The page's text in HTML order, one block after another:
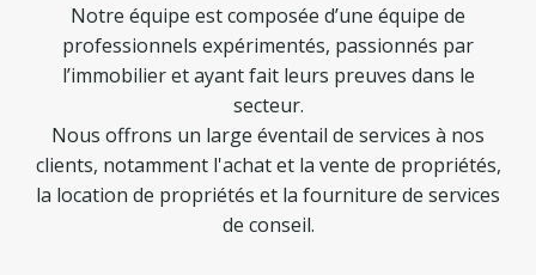
Notre équipe est composée d’une équipe de
professionnels expérimentés, passionnés par
l’immobilier et ayant fait leurs preuves dans le
secteur.
Nous offrons un large éventail de services à nos
clients, notamment l'achat et la vente de propriétés,
la location de propriétés et la fourniture de services
de conseil.